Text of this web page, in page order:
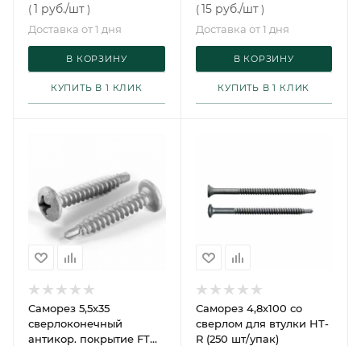
(1 руб./шт)
Доставка от 1 дня
В КОРЗИНУ
КУПИТЬ В 1 КЛИК
(15 руб./шт )
Доставка от 1 дня
В КОРЗИНУ
КУПИТЬ В 1 КЛИК
Саморез 5,5х35
сверлоконечный
антикор. покрытие FTD
Саморез 4,8х100 со
сверлом для втулки НТ-
R (250 шт/упак)